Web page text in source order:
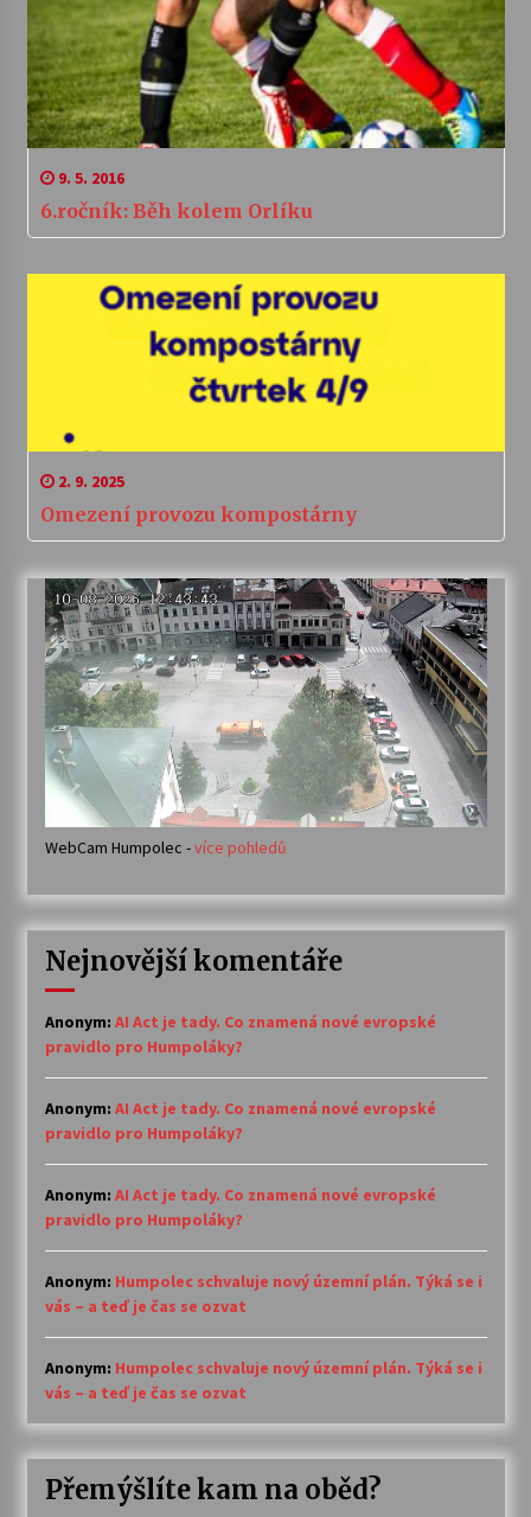
9. 5. 2016
6.ročník: Běh kolem Orlíku
2. 9. 2025
Omezení provozu kompostárny
WebCam Humpolec -více pohledů
Nejnovější komentáře
Anonym: AI Act je tady. Co znamená nové evropské
pravidlo pro Humpoláky?
Anonym: AI Act je tady. Co znamená nové evropské
pravidlo pro Humpoláky?
Anonym: AI Act je tady. Co znamená nové evropské
pravidlo pro Humpoláky?
Anonym: Humpolec schvaluje nový územní plán. Týká se i
vás – a teď je čas se ozvat
Anonym: Humpolec schvaluje nový územní plán. Týká se i
vás – a teď je čas se ozvat
Přemýšlíte kam na oběd?